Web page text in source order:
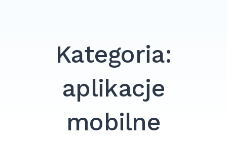
Kategoria:
aplikacje
mobilne